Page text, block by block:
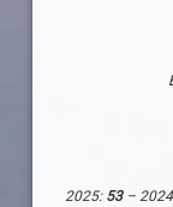
2025: 53–